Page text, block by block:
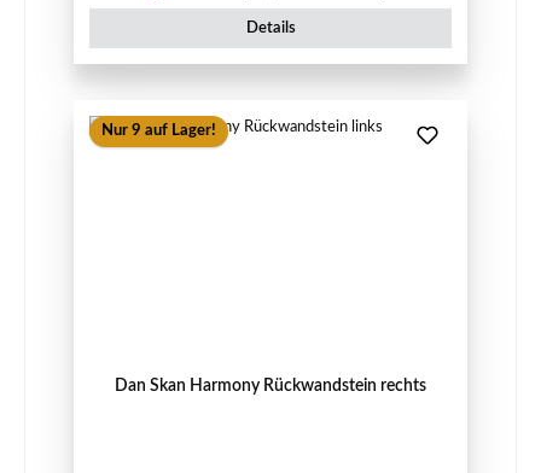
Details
Nur 9 auf Lager!
Dan Skan Harmony Rückwandstein rechts